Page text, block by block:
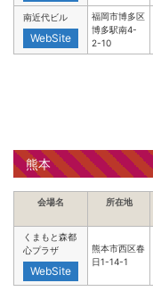
南近代ビル
WebSite
福岡市博多区
博多駅南4-
2-10
熊本
会場名 所在地
くまもと森都
心プラザ
WebSite
熊本市西区春
日1-14-1